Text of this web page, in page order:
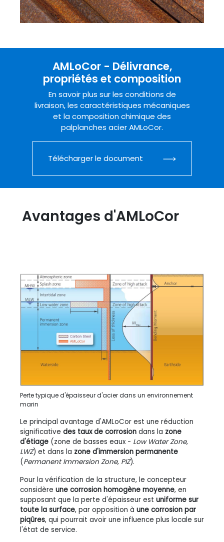
AMLoCor - Délivrance,
propriétés et composition
En savoir plus sur les conditions de
livraison, les caractéristiques mécaniques
et la composition chimique des
palplanches acier AMLoCor.
Télécharger le document
Avantages d'AMLoCor
Perte typique d'épaisseur d'acier dans un environnement
marin
Le principal avantage d'AMLoCor est une réduction
significative des taux de corrosion dans la zone
d'étiage (zone de basses eaux - Low Water Zone,
LWZ) et dans la zone d'immersion permanente
(Permanent Immersion Zone, PIZ).
Pour la vérification de la structure, le concepteur
considère une corrosion homogène moyenne, en
supposant que la perte d'épaisseur est uniforme sur
toute la surface, par opposition à une corrosion par
piqûres, qui pourrait avoir une influence plus locale sur
l'état de service.